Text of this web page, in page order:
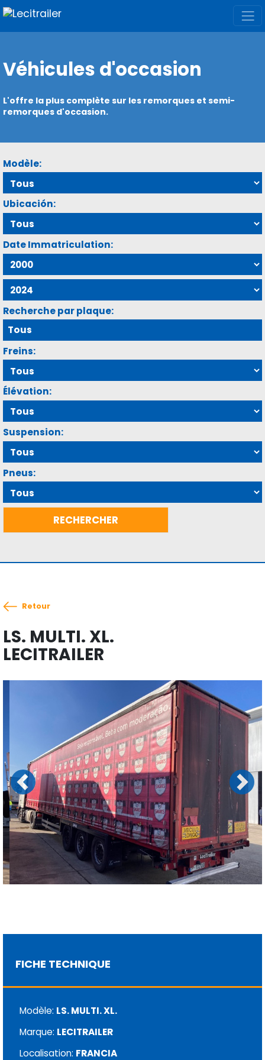
Véhicules d'occasion
L'offre la plus complète sur les remorques et semi-
remorques d'occasion.
Modèle:
Ubicación:
Date Immatriculation:
Recherche par plaque:
Freins:
Élévation:
Suspension:
Pneus:
Retour
LS. MULTI. XL.
LECITRAILER
Previous Next
FICHE TECHNIQUE
Modèle: LS. MULTI. XL.
Marque: LECITRAILER
Localisation: FRANCIA